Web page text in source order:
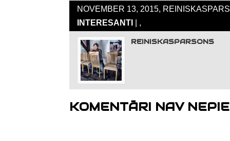
NOVEMBER 13, 2015,
INTERESANTI
| ,
REINISKASPARSONS
KOMENTĀRI NAV